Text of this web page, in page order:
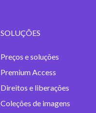
SOLUÇÕES
Preços e soluções
Premium Access
Direitos e liberações
Coleções de imagens